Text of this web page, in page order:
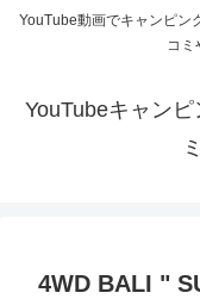
YouTube動画でキャンピン
コミ
YouTubeキャン
4WD BALI "